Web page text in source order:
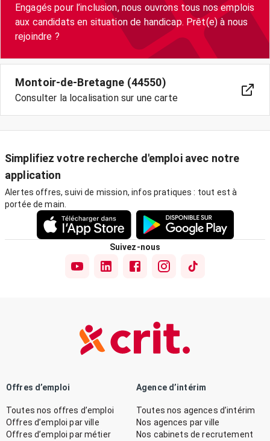
Engagés pour l’inclusion, nous ouvrons tous nos emplois
aux candidats en situation de handicap. Prêt(e) à nous
Montoir-de-Bretagne (44550)
Consulter la localisation sur une carte
Simplifiez votre recherche d'emploi avec notre
application
Alertes offres, suivi de mission, infos pratiques : tout est à
portée de main.
Suivez-nous
Offres d’emploi
Toutes nos offres d’emploi
Offres d’emploi par ville
Offres d’emploi par métier
Agence d’intérim
Toutes nos agences d’intérim
Nos agences par ville
Nos cabinets de recrutement